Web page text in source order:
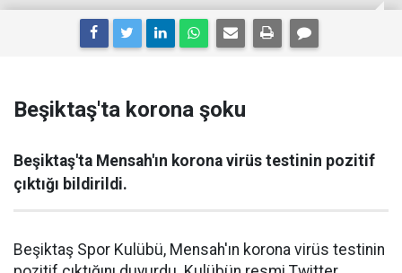
Beşiktaş'ta korona şoku
Beşiktaş'ta Mensah'ın korona virüs testinin pozitif
çıktığı bildirildi.
Beşiktaş Spor Kulübü, Mensah'ın korona virüs testinin